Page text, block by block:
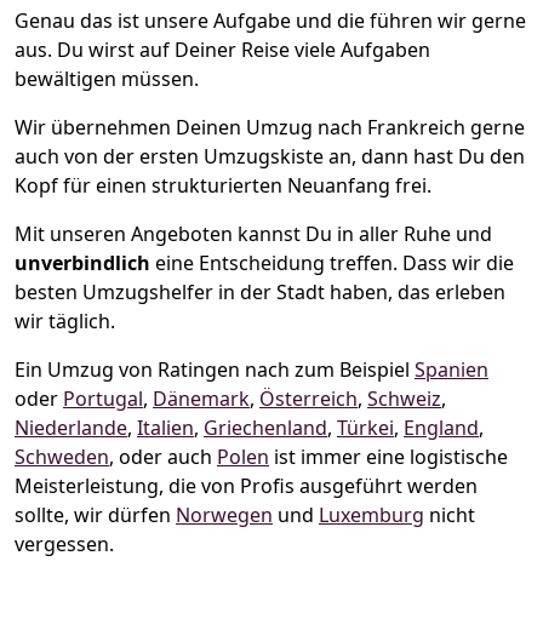
Genau das ist unsere Aufgabe und die führen wir gerne
aus. Du wirst auf Deiner Reise viele Aufgaben
bewältigen müssen.
Wir übernehmen Deinen Umzug nach Frankreich gerne
auch von der ersten Umzugskiste an, dann hast Du den
Kopf für einen strukturierten Neuanfang frei.
Mit unseren Angeboten kannst Du in aller Ruhe und
unverbindlich eine Entscheidung treffen. Dass wir die
besten Umzugshelfer in der Stadt haben, das erleben
wir täglich.
Ein Umzug von Ratingen nach zum Beispiel Spanien
oder Portugal, Dänemark, Österreich, Schweiz,
Niederlande, Italien, Griechenland, Türkei, England,
Schweden, oder auch Polen ist immer eine logistische
Meisterleistung, die von Profis ausgeführt werden
sollte, wir dürfen Norwegen und Luxemburg nicht
vergessen.